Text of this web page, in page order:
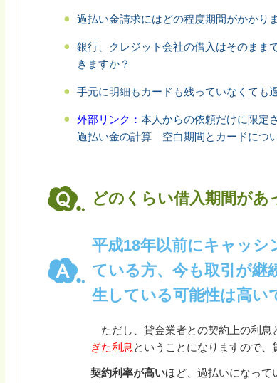
過払い金請求にはどの程度期間がかかり
銀行、クレジット会社の借入はそのまま
きますか？
手元に明細もカードも残っていなくても
外部リンク： 本人からの依頼だけに限定
過払い金の計算 空白期間とカードにつ
どのくらい借入期間があ
平成18年以前にキャッシ
ている方、今も取引が継
生している可能性は高い
ただし、貸金業者との契約上の利息
ぎた利息 ということになりますので、
契約利率が高いほど、過払いになって